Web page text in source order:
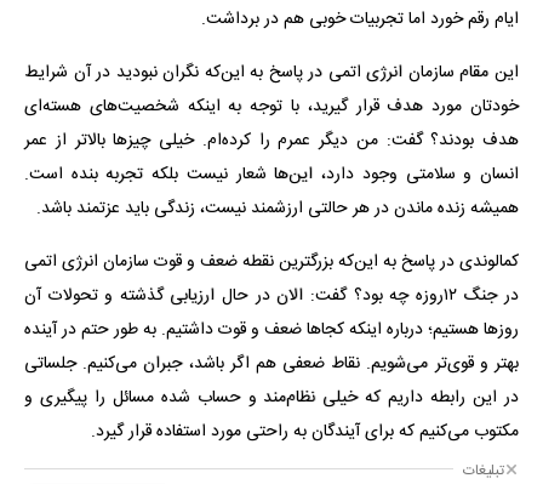
ایام رقم خورد اما تجربیات خوبی هم در برداشت.
این مقام سازمان انرژی اتمی در پاسخ به این‌که نگران نبودید در آن شرایط
خودتان مورد هدف قرار گیرید، با توجه به اینکه شخصیت‌های هسته‌ای
هدف بودند؟ گفت: من دیگر عمرم را کرده‌ام. خیلی چیزها بالاتر از عمر
انسان و سلامتی وجود دارد، این‌ها شعار نیست بلکه تجربه بنده است.
همیشه زنده ماندن در هر حالتی ارزشمند نیست، زندگی باید عزتمند باشد.
کمالوندی در پاسخ به این‌که بزرگترین نقطه ضعف و قوت سازمان انرژی اتمی
در جنگ ۱۲روزه چه بود؟ گفت: الان در حال ارزیابی گذشته و تحولات آن
روزها هستیم؛ درباره اینکه کجاها ضعف و قوت داشتیم. به طور حتم در آینده
بهتر و قوی‌تر می‌شویم. نقاط ضعفی هم اگر باشد، جبران می‌کنیم. جلساتی
در این رابطه داریم که خیلی نظام‌مند و حساب شده مسائل را پیگیری و
مکتوب می‌کنیم که برای آیندگان به راحتی مورد استفاده قرار گیرد.
تبلیغات